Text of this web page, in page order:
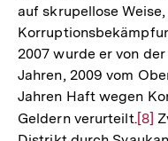
auf skrupellose
2007 wurde er von
Jahren, 2009 vom
Jahren Haft wegen
Geldern verurteilt.Zur
[8]